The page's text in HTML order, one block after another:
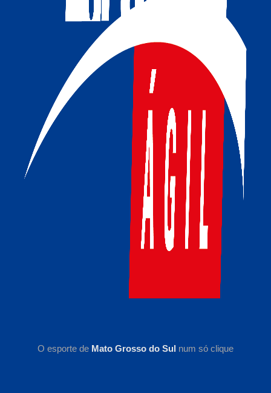
O esporte de Mato Grosso do Sul num só clique